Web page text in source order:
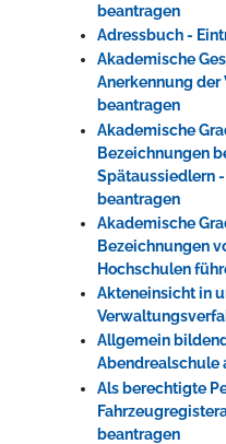
beantragen
Adressbuch -
Akademische
Anerkennung
beantragen
Akademische
Bezeichnungen
Spätaussiedlern
beantragen
Akademische
Bezeichnungen
Hochschulen
Akteneinsicht in
Allgemein
Abendrealschule
Als berechtigte
beantragen